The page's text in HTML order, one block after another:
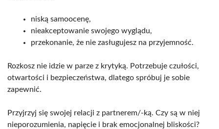
niską samoocenę,
nieakceptowanie swojego wyglądu,
przekonanie, że nie zasługujesz na przyjemność.
Rozkosz nie idzie w parze z krytyką. Potrzebuje czułości,
otwartości i bezpieczeństwa, dlatego spróbuj je sobie
zapewnić.
Przyjrzyj się swojej relacji z partnerem/-ką. Czy są w niej
nieporozumienia, napięcie i brak emocjonalnej bliskości?